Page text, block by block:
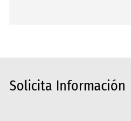
Solicita Información